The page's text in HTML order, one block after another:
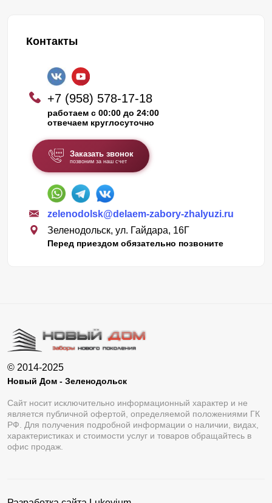
Контакты
+7 (958) 578-17-18
работаем с 00:00 до 24:00
отвечаем круглосуточно
Заказать звонок
позвоним за наш счет
zelenodolsk@delaem-zabory-zhalyuzi.ru
Зеленодольск, ул. Гайдара, 16Г
Перед приездом обязательно позвоните
© 2014-2025
Новый Дом - Зеленодольск
Сайт носит исключительно информационный характер и не
является публичной офертой, определяемой положениями ГК
РФ. Для получения подробной информации о наличии, видах,
характеристиках и стоимости услуг и товаров обращайтесь в
офис продаж.